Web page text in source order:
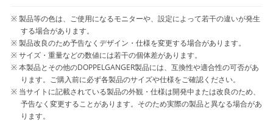
製品等の色は、ご使用になるモニターや、設定によって若干の違いが発生
する場合があります。
製品改良のため予告なくデザイン・仕様を変更する場合があります。
サイズ・重量などの数値には若干の個体差があります。
本製品とその他のDOPPELGANGER製品には、互換性や適合性の可否があ
ります。ご購入前に必ず各製品のサイズや仕様をご確認ください。
当サイトに記載されている製品の外観・仕様は開発中または改良のため、
予告なく変更することがあります。そのため実際の製品と異なる場合があ
ります。